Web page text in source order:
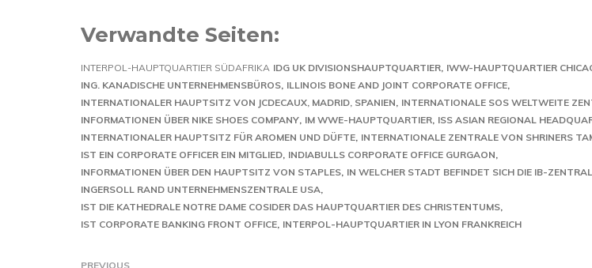
Verwandte Seiten:
INTERPOL-HAUPTQUARTIER SÜDAFRIKA IDG UK DIVISIONSHAUPTQUARTIER IWW-HAUPTQUARTIER
ING. KANADISCHE UNTERNEHMENSBÜROS ILLINOIS BONE AND JOINT CORPORATE OFFICE
INTERNATIONALER HAUPTSITZ VON JCDECAUX, MADRID, SPANIEN INTERNATIONALE SOS WELTWEITE
INFORMATIONEN ÜBER NIKE SHOES COMPANY IM WWE-HAUPTQUARTIER ISS ASIAN REGIONAL
INTERNATIONALER HAUPTSITZ FÜR AROMEN UND DÜFTE INTERNATIONALE ZENTRALE VON SHRINERS
IST EIN CORPORATE OFFICER EIN MITGLIED INDIABULLS CORPORATE OFFICE GURGAON
INFORMATIONEN ÜBER DEN HAUPTSITZ VON STAPLES IN WELCHER STADT BEFINDET SICH DIE IB-
INGERSOLL RAND UNTERNEHMENSZENTRALE USA
IST DIE KATHEDRALE NOTRE DAME COSIDER DAS HAUPTQUARTIER DES CHRISTENTUMS
IST CORPORATE BANKING FRONT OFFICE INTERPOL-HAUPTQUARTIER IN LYON FRANKREICH
PREVIOUS